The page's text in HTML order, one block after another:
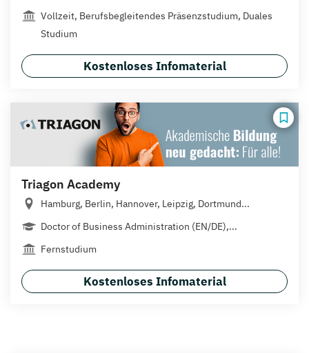
Vollzeit, Berufsbegleitendes Präsenzstudium, Duales
Studium
Kostenloses Infomaterial
Triagon Academy
Hamburg, Berlin, Hannover, Leipzig, Dortmund...
Doctor of Business Administration (EN/DE),...
Fernstudium
Kostenloses Infomaterial